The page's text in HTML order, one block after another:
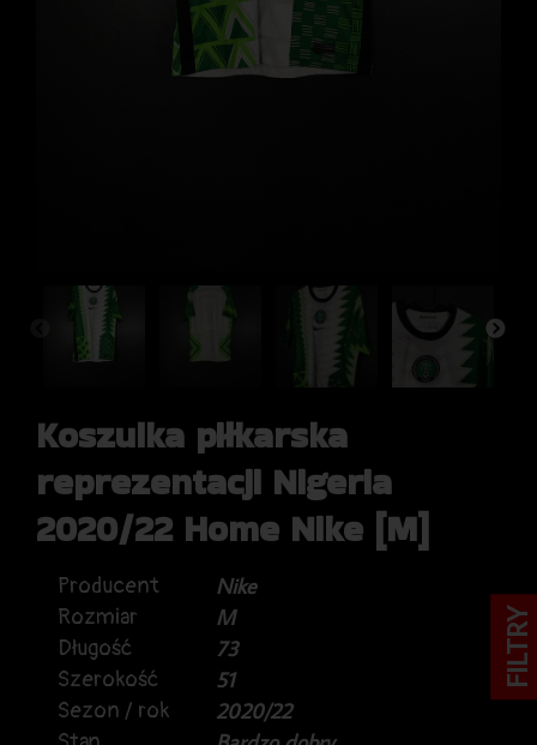
Koszulka piłkarska
reprezentacji Nigeria
2020/22 Home Nike [M]
Producent
Nike
Rozmiar
M
Długość
73
Szerokość
51
Sezon / rok
2020/22
FILTRY